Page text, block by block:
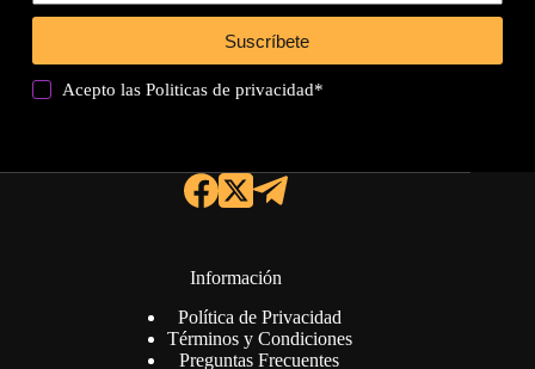
Suscríbete
Acepto lasPoliticas de privacidad*
Información
Política de Privacidad
Términos y Condiciones
Preguntas Frecuentes